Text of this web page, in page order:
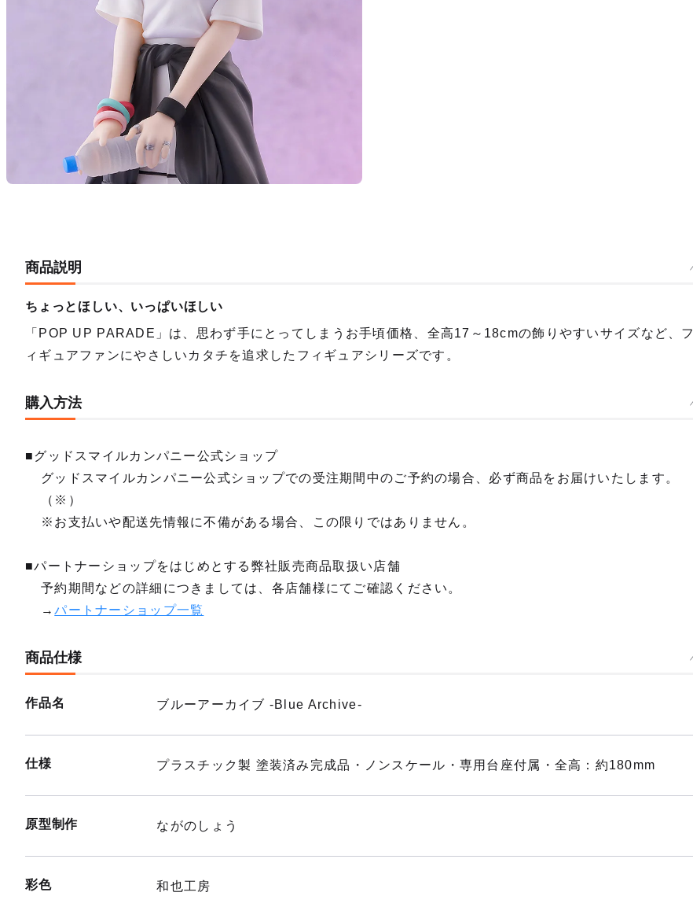
商品説明
ちょっとほしい、いっぱいほしい
「POP UP PARADE」は、思わず手にとってしまうお手頃価格、全高17～18cmの飾りやすいサイズなど、フ
ィギュアファンにやさしいカタチを追求したフィギュアシリーズです。
購入方法
■グッドスマイルカンパニー公式ショップ
グッドスマイルカンパニー公式ショップでの受注期間中のご予約の場合、必ず商品をお届けいたします。
（※）
※お支払いや配送先情報に不備がある場合、この限りではありません。
■パートナーショップをはじめとする弊社販売商品取扱い店舗
予約期間などの詳細につきましては、各店舗様にてご確認ください。
→パートナーショップ一覧
商品仕様
作品名 ブルーアーカイブ -Blue Archive-
仕様 プラスチック製 塗装済み完成品・ノンスケール・専用台座付属・全高：約180mm
原型制作 ながのしょう
彩色 和也工房